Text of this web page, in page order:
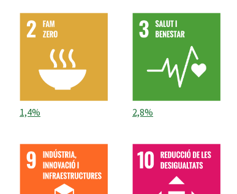
1,4% 2,8%